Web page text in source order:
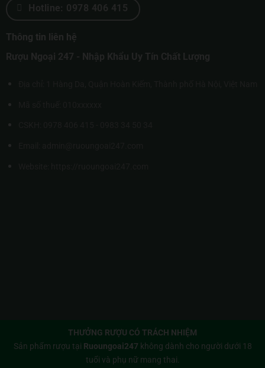
Hotline: 0978 406 415
Thông tin liên hệ
Rượu Ngoại 247 - Nhập Khẩu Uy Tín Chất Lượng
THƯỞNG RƯỢU CÓ TRÁCH NHIỆM
Sản phẩm rượu tại Ruoungoai247 không dành cho người dưới 18
tuổi và phụ nữ mang thai.